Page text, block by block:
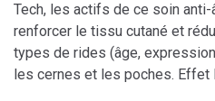
Tech, les actifs de ce soin
renforcer le tissu cutané et
types de rides (âge,
les cernes et les poches. Effet